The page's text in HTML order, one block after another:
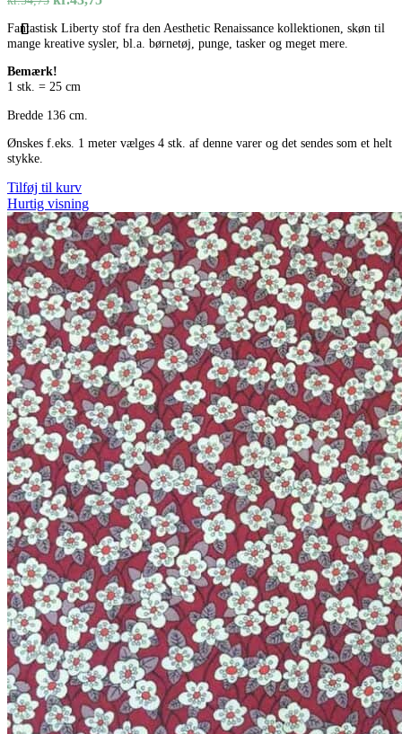
pris
var:
kr.54,75.
pris
er:
Fantastisk Liberty stof fra den Aesthetic Renaissance kollektionen, skøn til
mange kreative sysler, bl.a. børnetøj, punge, tasker og meget mere.
Bemærk!
1 stk. = 25 cm
Bredde 136 cm.
Ønskes f.eks. 1 meter vælges 4 stk. af denne varer og det sendes som et helt
stykke.
Tilføj til kurv
Hurtig visning